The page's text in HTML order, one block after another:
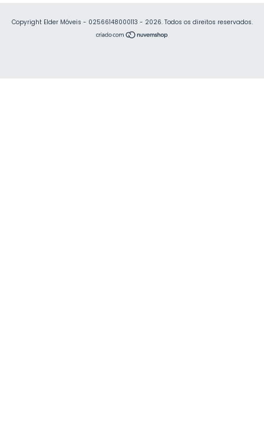
Copyright Elder Móveis - 02566148000113 - 2026. Todos os direitos reservados.